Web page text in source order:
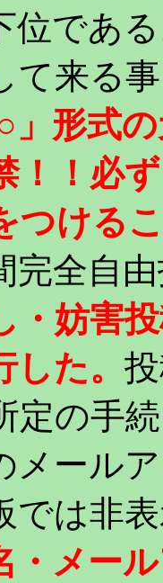
位であ
て来る
」形式
！！必
つける
全自
・妨害
た。
定の手
ール
では非
メー